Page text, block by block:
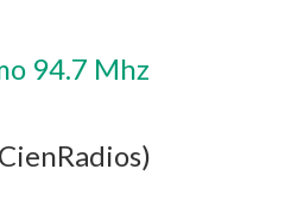
94.7 Mhz